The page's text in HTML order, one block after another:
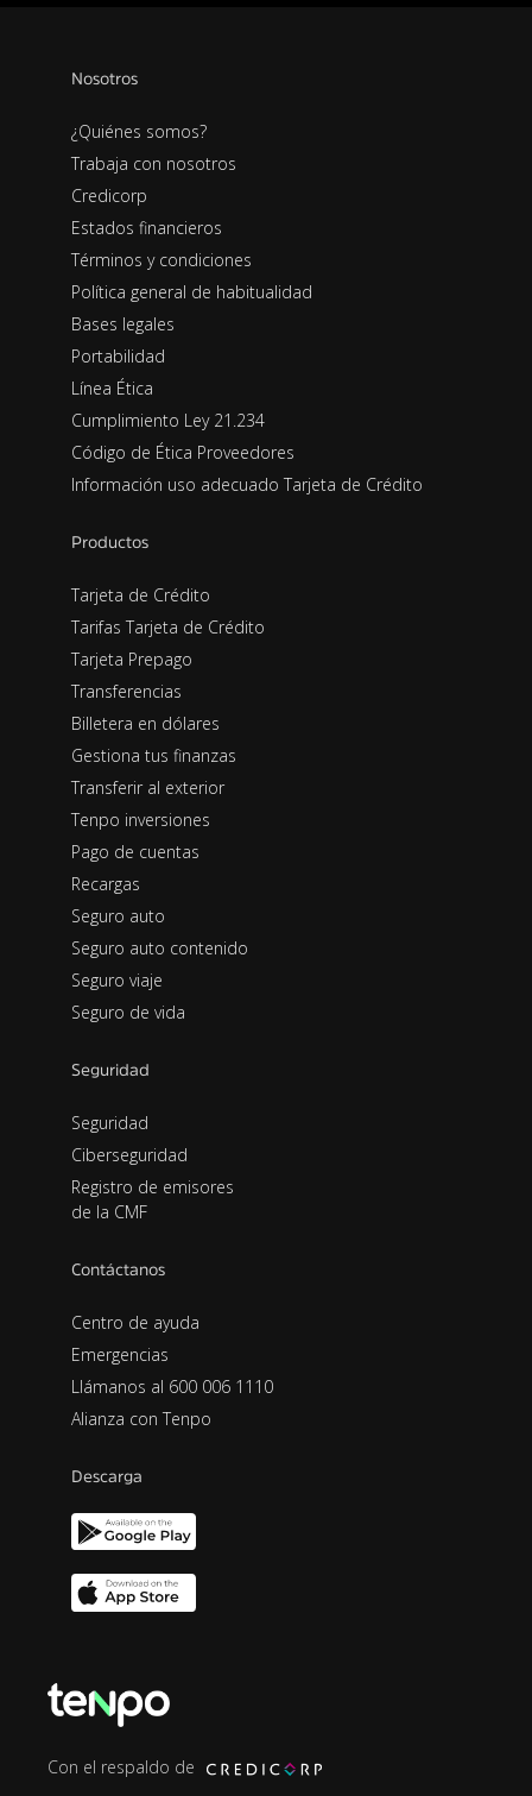
Nosotros
¿Quiénes somos?
Trabaja con nosotros
Credicorp
Estados financieros
Términos y condiciones
Política general de habitualidad
Bases legales
Portabilidad
Línea Ética
Cumplimiento Ley 21.234
Código de Ética Proveedores
Información uso adecuado Tarjeta de Crédito
Productos
Tarjeta de Crédito
Tarifas Tarjeta de Crédito
Tarjeta Prepago
Transferencias
Billetera en dólares
Gestiona tus finanzas
Transferir al exterior
Tenpo inversiones
Pago de cuentas
Recargas
Seguro auto
Seguro auto contenido
Seguro viaje
Seguro de vida
Seguridad
Seguridad
Ciberseguridad
Registro de emisores
de la CMF
Contáctanos
Centro de ayuda
Emergencias
Llámanos al 600 006 1110
Alianza con Tenpo
Descarga
Con el respaldo de